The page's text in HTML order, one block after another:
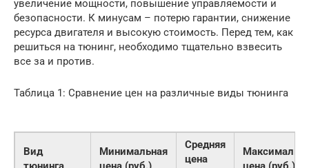
увеличение мощности, повышение управляемости и
безопасности. К минусам – потерю гарантии, снижение
ресурса двигателя и высокую стоимость. Перед тем, как
решиться на тюнинг, необходимо тщательно взвесить
все за и против.
Таблица 1: Сравнение цен на различные виды тюнинга
Вид
Минимальная
Средняя
цена